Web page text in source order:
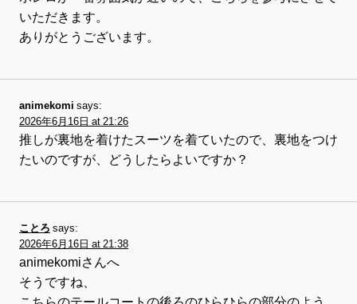
いただきます。
ありがとうございます。
animekomi says:
2026年6月16日 at 21:26
推しが裏地を着けたスーツを着ていたので、裏地をつけ
たいのですが、どうしたらよいですか？
ことろ says:
2026年6月16日 at 21:38
animekomiさんへ
そうですね、